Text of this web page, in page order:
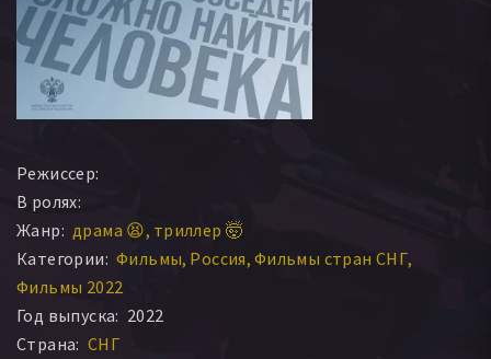
Режиссер:
В ролях:
Жанр: драма 😫 триллер 🤯
Категории: Фильмы Россия Фильмы стран СНГ
Фильмы 2022
Год выпуска: 2022
Страна: СНГ